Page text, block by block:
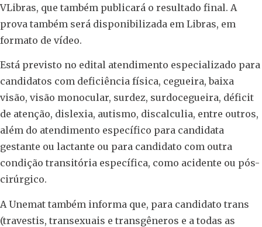
VLibras, que também publicará o resultado final. A
prova também será disponibilizada em Libras, em
formato de vídeo.
Está previsto no edital atendimento especializado para
candidatos com deficiência física, cegueira, baixa
visão, visão monocular, surdez, surdocegueira, déficit
de atenção, dislexia, autismo, discalculia, entre outros,
além do atendimento específico para candidata
gestante ou lactante ou para candidato com outra
condição transitória específica, como acidente ou pós-
cirúrgico.
A Unemat também informa que, para candidato trans
(travestis, transexuais e transgêneros e a todas as